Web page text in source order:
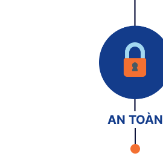
AN TOÀN